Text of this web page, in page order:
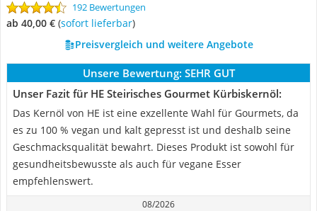
192 Bewertungen
ab 40,00 € ( Sofort lieferbar)
Preisvergleich und weitere Angebote
Unsere Bewertung: SEHR GUT
Unser Fazit für HE Steirisches Gourmet Kürbiskernöl:
Das Kernöl von HE ist eine exzellente Wahl für Gourmets, da
es zu 100 % vegan und kalt gepresst ist und deshalb seine
Geschmacksqualität bewahrt. Dieses Produkt ist sowohl für
gesundheitsbewusste als auch für vegane Esser
empfehlenswert.
08/2026